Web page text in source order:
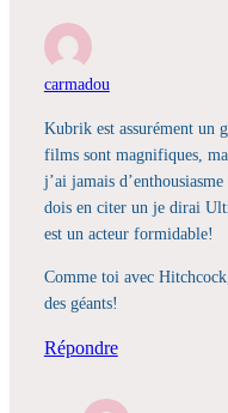
carmadou
Kubrik est assurément un
films sont magnifiques,
j’ai jamais
dois en citer un je dirai
est un acteur formidable!
Comme toi avec
des géants!
Répondre